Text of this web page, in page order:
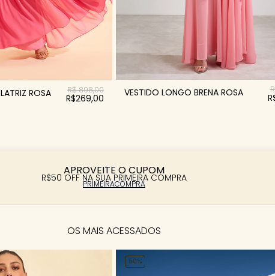
ROSA R$ 898,00
R$269,00 VESTIDO LONGO BRENA ROSA
APROVEITE O CUPOM
R$50 OFF NA SUA PRIMEIRA COMPRA
PRIMEIRACOMPRA
OS MAIS ACESSADOS
50%